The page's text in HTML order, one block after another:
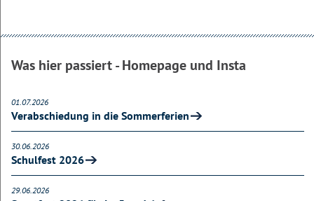
Was hier passiert - Homepage und Insta
01.07.2026
Verabschiedung in die Sommerferien
30.06.2026
Schulfest 2026
29.06.2026